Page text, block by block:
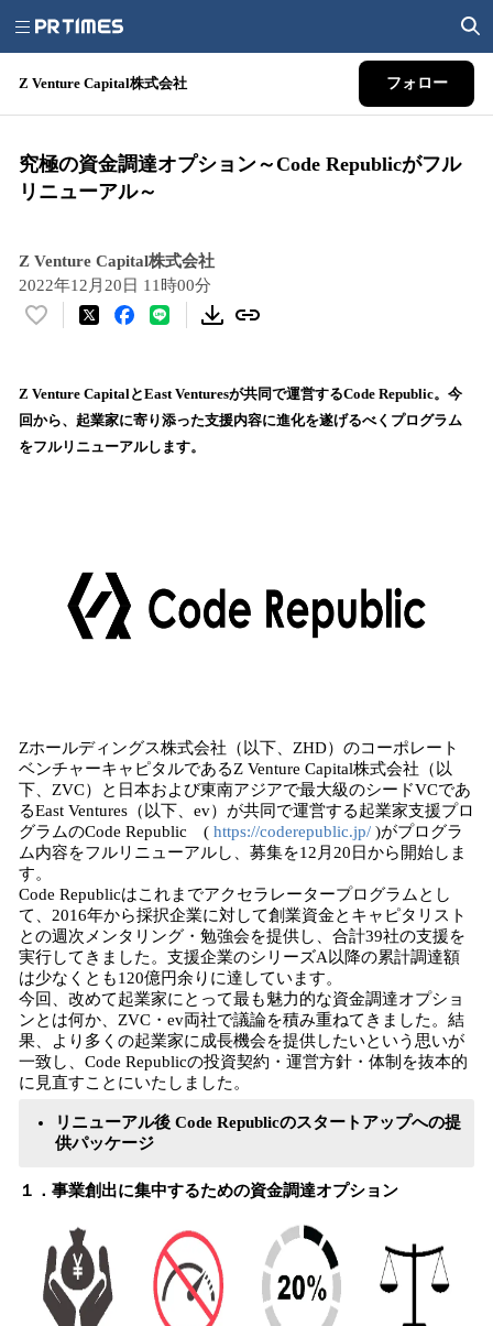
Z Venture Capital株式会社 フォロー
究極の資金調達オプション～Code Republicがフル
リニューアル～
Z Venture Capital株式会社
2022年12月20日 11時00分
い
！
数
を
Z Venture CapitalとEast Venturesが共同で運営するCode Republic。今
回から、起業家に寄り添った支援内容に進化を遂げるべくプログラム
をフルリニューアルします。
Zホールディングス株式会社（以下、ZHD）のコーポレート
ベンチャーキャピタルであるZ Venture Capital株式会社（以
下、ZVC）と日本および東南アジアで最大級のシードVCであ
るEast Ventures（以下、ev）が共同で運営する起業家支援プロ
グラムのCode Republic ( https://coderepublic.jp/ )がプログラ
ム内容をフルリニューアルし、募集を12月20日から開始しま
す。
Code Republicはこれまでアクセラレータープログラムとし
て、2016年から採択企業に対して創業資金とキャピタリスト
との週次メンタリング・勉強会を提供し、合計39社の支援を
実行してきました。支援企業のシリーズA以降の累計調達額
は少なくとも120億円余りに達しています。
今回、改めて起業家にとって最も魅力的な資金調達オプショ
ンとは何か、ZVC・ev両社で議論を積み重ねてきました。結
果、より多くの起業家に成長機会を提供したいという思いが
一致し、Code Republicの投資契約・運営方針・体制を抜本的
に見直すことにいたしました。
リニューアル後 Code Republicのスタートアップへの提
供パッケージ
１．事業創出に集中するための資金調達オプション